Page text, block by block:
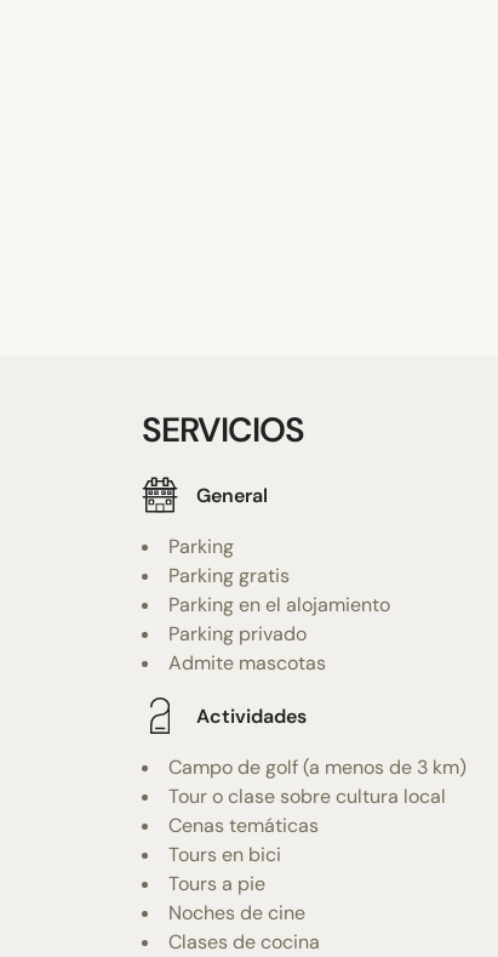
SERVICIOS
General
Parking
Parking gratis
Parking en el alojamiento
Parking privado
Admite mascotas
Actividades
Campo de golf (a menos de 3 km)
Tour o clase sobre cultura local
Cenas temáticas
Tours en bici
Tours a pie
Noches de cine
Clases de cocina